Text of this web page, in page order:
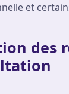
et
des